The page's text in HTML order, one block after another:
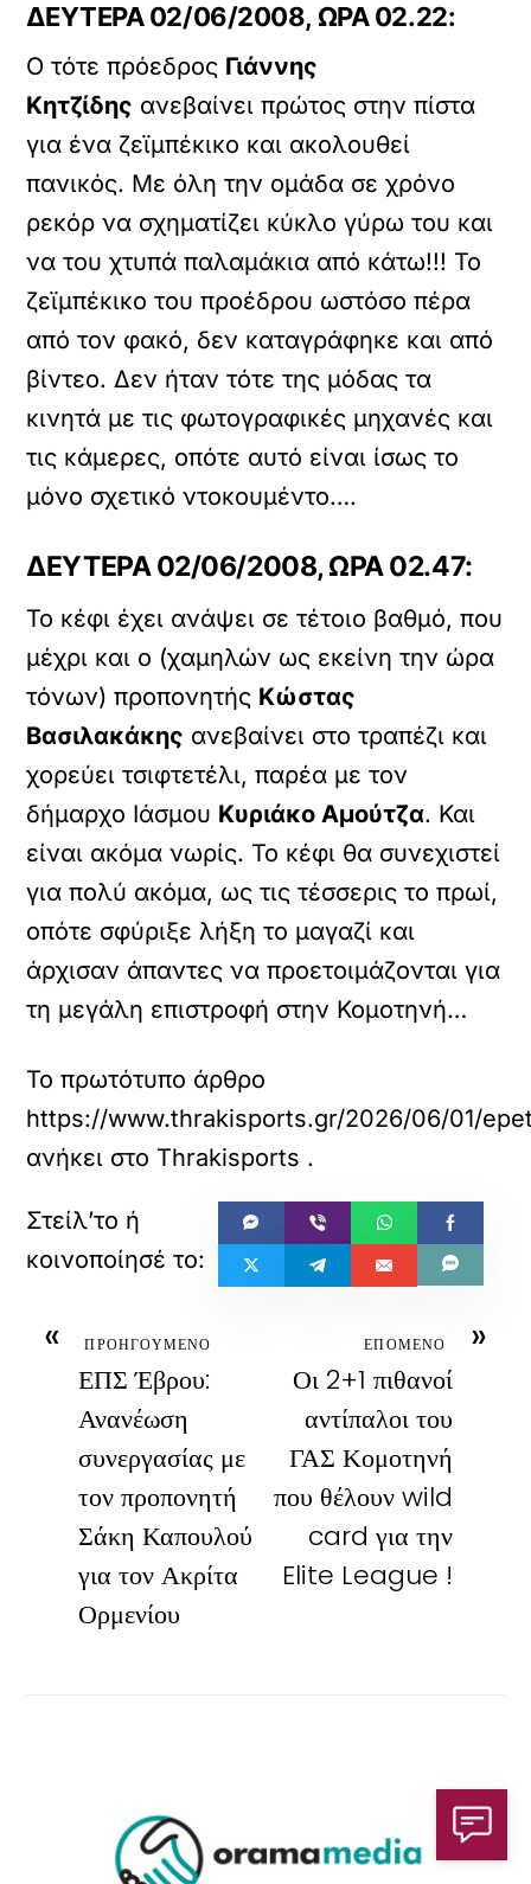
ΔΕΥΤΕΡΑ 02/06/2008, ΩΡΑ 02.22:
Ο τότε πρόεδρος Γιάννης
Κητζίδης ανεβαίνει πρώτος στην πίστα
για ένα ζεϊμπέκικο και ακολουθεί
πανικός. Με όλη την ομάδα σε χρόνο
ρεκόρ να σχηματίζει κύκλο γύρω του και
να του χτυπά παλαμάκια από κάτω!!! Το
ζεϊμπέκικο του προέδρου ωστόσο πέρα
από τον φακό, δεν καταγράφηκε και από
βίντεο. Δεν ήταν τότε της μόδας τα
κινητά με τις φωτογραφικές μηχανές και
τις κάμερες, οπότε αυτό είναι ίσως το
μόνο σχετικό ντοκουμέντο….
ΔΕΥΤΕΡΑ 02/06/2008, ΩΡΑ 02.47:
Το κέφι έχει ανάψει σε τέτοιο βαθμό, που
μέχρι και ο (χαμηλών ως εκείνη την ώρα
τόνων) προπονητής Κώστας
Βασιλακάκης ανεβαίνει στο τραπέζι και
χορεύει τσιφτετέλι, παρέα με τον
δήμαρχο Ιάσμου Κυριάκο Αμούτζα. Και
είναι ακόμα νωρίς. Το κέφι θα συνεχιστεί
για πολύ ακόμα, ως τις τέσσερις το πρωί,
οπότε σφύριξε λήξη το μαγαζί και
άρχισαν άπαντες να προετοιμάζονται για
τη μεγάλη επιστροφή στην Κομοτηνή…
Το πρωτότυπο άρθρο
https://www.thrakisports.gr/2026/06/01/
ανήκει στο Thrakisports .
« ΠΡΟΗΓΟΥΜΕΝΟ
ΕΠΣ Έβρου:
Ανανέωση
συνεργασίας με
τον προπονητή
Σάκη Καπουλού
για τον Ακρίτα
Ορμενίου
»
ΕΠΟΜΕΝΟ
Οι 2+1 πιθανοί
αντίπαλοι του
ΓΑΣ Κομοτηνή
που θέλουν wild
card για την
Elite League !